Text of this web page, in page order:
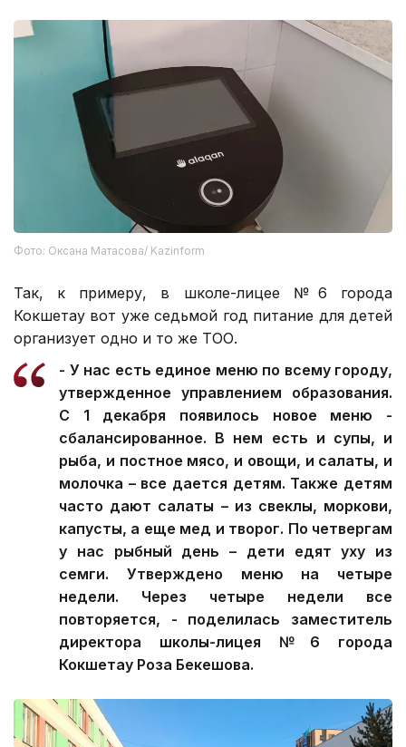
Фото: Оксана Матасова/ Kazinform
Так, к примеру, в школе-лицее №6 города
Кокшетау вот уже седьмой год питание для детей
организует одно и то же ТОО.
- У нас есть единое меню по всему городу,
утвержденное управлением образования.
С 1 декабря появилось новое меню -
сбалансированное. В нем есть и супы, и
рыба, и постное мясо, и овощи, и салаты, и
молочка – все дается детям. Также детям
часто дают салаты – из свеклы, моркови,
капусты, а еще мед и творог. По четвергам
у нас рыбный день – дети едят уху из
семги. Утверждено меню на четыре
недели. Через четыре недели все
повторяется, - поделилась заместитель
директора школы-лицея №6 города
Кокшетау Роза Бекешова.